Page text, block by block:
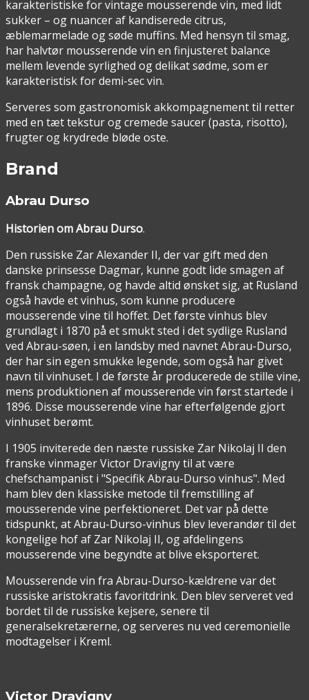
karakteristiske for vintage mousserende vin, med lidt
sukker – og nuancer af kandiserede citrus,
æblemarmelade og søde muffins. Med hensyn til smag,
har halvtør mousserende vin en finjusteret balance
mellem levende syrlighed og delikat sødme, som er
karakteristisk for demi-sec vin.
Serveres som gastronomisk akkompagnement til retter
med en tæt tekstur og cremede saucer (pasta, risotto),
frugter og krydrede bløde oste.
Brand
Abrau Durso
Historien om Abrau Durso.
Den russiske Zar Alexander II, der var gift med den
danske prinsesse Dagmar, kunne godt lide smagen af
fransk champagne, og havde altid ønsket sig, at Rusland
også havde et vinhus, som kunne producere
mousserende vine til hoffet. Det første vinhus blev
grundlagt i 1870 på et smukt sted i det sydlige Rusland
ved Abrau-søen, i en landsby med navnet Abrau-Durso,
der har sin egen smukke legende, som også har givet
navn til vinhuset. I de første år producerede de stille vine,
mens produktionen af mousserende vin først startede i
1896. Disse mousserende vine har efterfølgende gjort
vinhuset berømt.
I 1905 inviterede den næste russiske Zar Nikolaj II den
franske vinmager Victor Dravigny til at være
chefschampanist i "Specifik Abrau-Durso vinhus". Med
ham blev den klassiske metode til fremstilling af
mousserende vine perfektioneret. Det var på dette
tidspunkt, at Abrau-Durso-vinhus blev leverandør til det
kongelige hof af Zar Nikolaj II, og afdelingens
mousserende vine begyndte at blive eksporteret.
Mousserende vin fra Abrau-Durso-kældrene var det
russiske aristokratis favoritdrink. Den blev serveret ved
bordet til de russiske kejsere, senere til
generalsekretærerne, og serveres nu ved ceremonielle
modtagelser i Kreml.
Victor Dravigny